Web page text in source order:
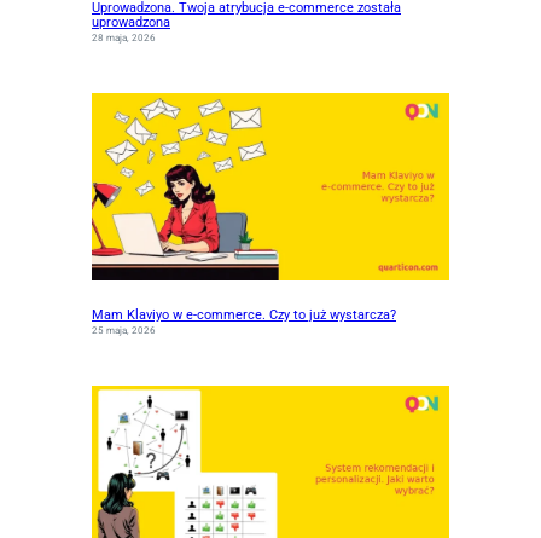
Uprowadzona. Twoja atrybucja e-commerce została
uprowadzona
28 maja, 2026
Mam Klaviyo w e-commerce. Czy to już wystarcza?
25 maja, 2026